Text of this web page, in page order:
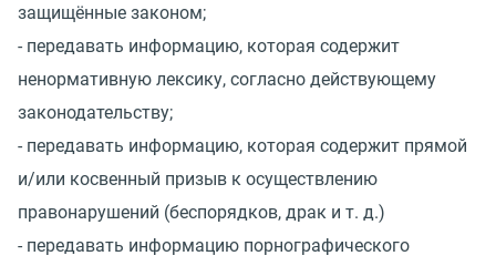
защищённые законом;
- передавать информацию, которая содержит
ненормативную лексику, согласно действующему
законодательству;
- передавать информацию, которая содержит прямой
и/или косвенный призыв к осуществлению
правонарушений (беспорядков, драк и т. д.)
- передавать информацию порнографического